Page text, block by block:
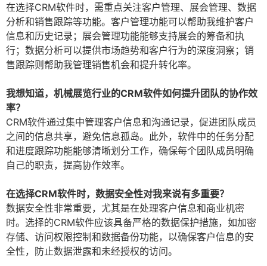
在选择CRM软件时，需重点关注客户管理、展会管理、数据
分析和销售跟踪等功能。客户管理功能可以帮助我维护客户
信息和历史记录；展会管理功能能够支持展会的筹备和执
行；数据分析可以提供市场趋势和客户行为的深度洞察；销
售跟踪则帮助我管理销售机会和提升转化率。
我想知道，机械展览行业的CRM软件如何提升团队的协作效
率？
CRM软件通过集中管理客户信息和沟通记录，促进团队成员
之间的信息共享，避免信息孤岛。此外，软件中的任务分配
和进度跟踪功能能够清晰划分工作，确保每个团队成员明确
自己的职责，提高协作效率。
在选择CRM软件时，数据安全性对我来说有多重要？
数据安全性非常重要，尤其是在处理客户信息和商业机密
时。选择的CRM软件应该具备严格的数据保护措施，如加密
存储、访问权限控制和数据备份功能，以确保客户信息的安
全性，防止数据泄露和未经授权的访问。